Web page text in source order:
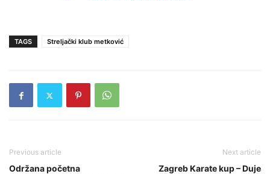
TAGS Streljački klub metković
Previous article
Održana početna
Next article
Zagreb Karate kup – Duje